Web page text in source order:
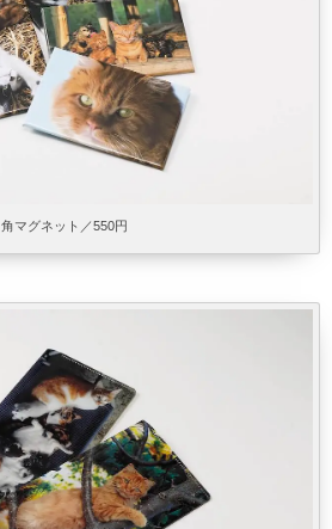
角マグネット／550円